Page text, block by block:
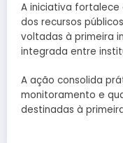
A iniciativa fortalece
dos recursos
voltadas à primeira
integrada entre
A ação consolida
monitoramento e
destinadas à